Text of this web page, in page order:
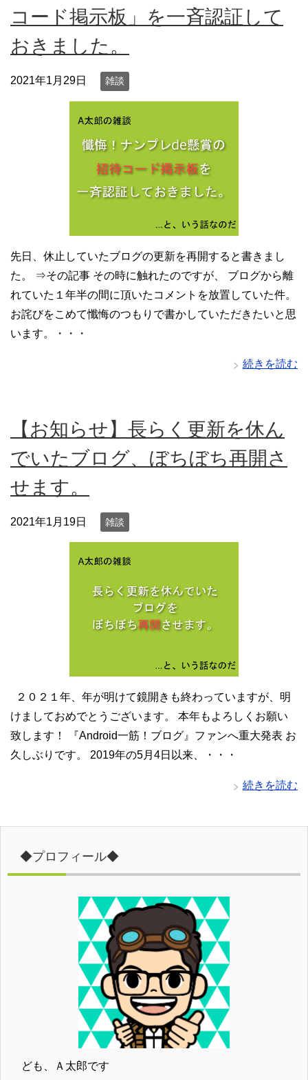
コード掲示板」を一斉認証して
おきました。
2021年1月29日 雑談
先日、休止していたブログの更新を再開すると書きまし
た。 ⇒その記事 その時に触れたのですが、 ブログから離
れていた１年半の間に頂いたコメントを放置していた件。
お詫びをこめて懺悔のつもりで書かしていただきたいと思
います。・・・
続きを読む
【お知らせ】長らく更新を休ん
でいたブログ、ぼちぼち再開さ
せます。
2021年1月19日 雑談
２０２１年、年が明けて鏡開きも終わっていますが、明
けましておめでとうございます。 本年もよろしくお願い
致します！ 『Android一筋！ブログ』ファンへ重大発表 お
久しぶりです。 2019年の5月4日以来、・・・
続きを読む
◆プロフィール◆
ども、Ａ太郎です